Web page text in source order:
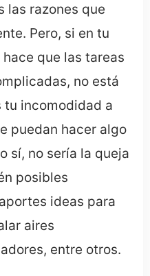
las razones que
Pero, si en tu
que las tareas
no está
tu incomodidad a
puedan hacer algo
sí, no sería la queja
posibles
ideas para
aires
entre otros.